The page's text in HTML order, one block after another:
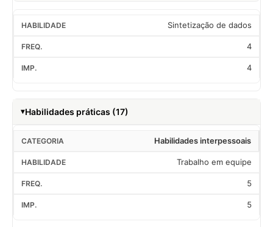
Sintetização de dados
4
4
Habilidades práticas (17)
Habilidades interpessoais
Trabalho em equipe
5
5